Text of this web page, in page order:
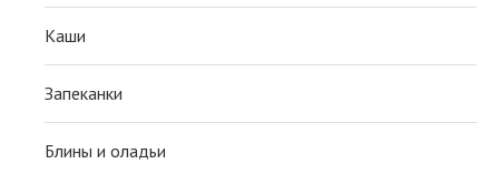
Каши
Запеканки
Блины и оладьи